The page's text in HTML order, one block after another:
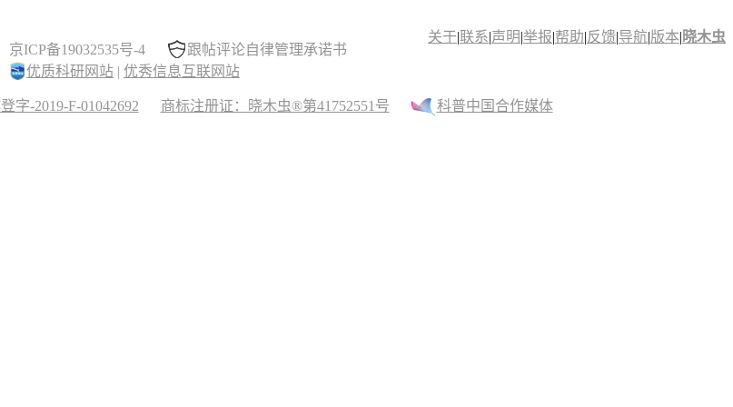
关于|联系|声明|举报|帮助|反馈|导航|版本| 晓木虫
京ICP备19032535号-4
跟帖评论自律管理承诺书
优质科研网站 | 优秀信息互联网站
字-2019-F-01042692 商标注册证：晓木虫®第41752551号 科普中国合作媒体